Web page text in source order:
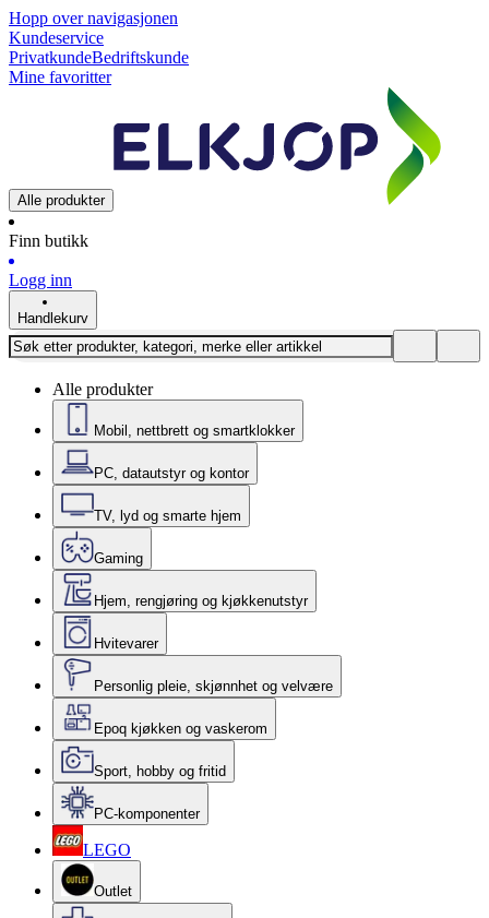
Hopp over navigasjonen
Kundeservice
PrivatkundeBedriftskunde
Mine favoritter
Alle produkter
Finn butikk
Logg inn
Handlekurv
Alle produkter
Mobil, nettbrett og smartklokker
PC, datautstyr og kontor
TV, lyd og smarte hjem
Gaming
Hjem, rengjøring og kjøkkenutstyr
Hvitevarer
Personlig pleie, skjønnhet og velvære
Epoq kjøkken og vaskerom
Sport, hobby og fritid
PC-komponenter
LEGO
Outlet